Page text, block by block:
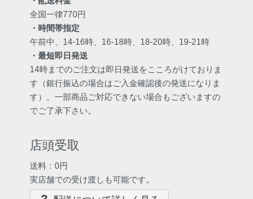
全国一律770円
・時間帯指定
午前中、14-16時、16-18時、18-20時、19-21時
・最短即日発送
14時までのご注文は即日発送をこころがけておりま
す（銀行振込の場合はご入金確認後の発送になりま
す）。一部商品ご対応できない場合もございますの
でご了承下さい。
店頭受取
送料：0円
実店舗での受け渡しも可能です。